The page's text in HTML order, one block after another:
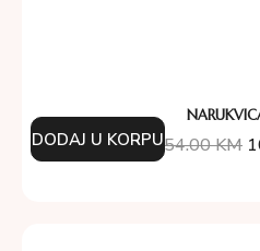
154.00KM
DODAJ U KORPU